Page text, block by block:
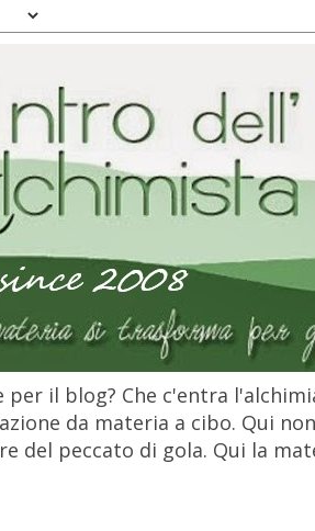
per il blog? Che c'entra
da materia a cibo. Qui
del peccato di gola. Qui la